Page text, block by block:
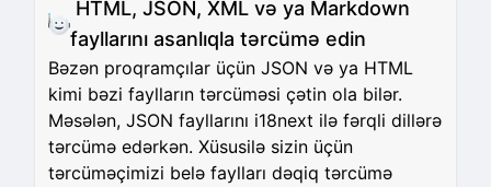
HTML, JSON, XML və ya Markdown
fayllarını asanlıqla tərcümə edin
Bəzən proqramçılar üçün JSON və ya HTML
kimi bəzi faylların tərcüməsi çətin ola bilər.
Məsələn, JSON fayllarını i18next ilə fərqli dillərə
tərcümə edərkən. Xüsusilə sizin üçün
tərcüməçimizi belə faylları dəqiq tərcümə